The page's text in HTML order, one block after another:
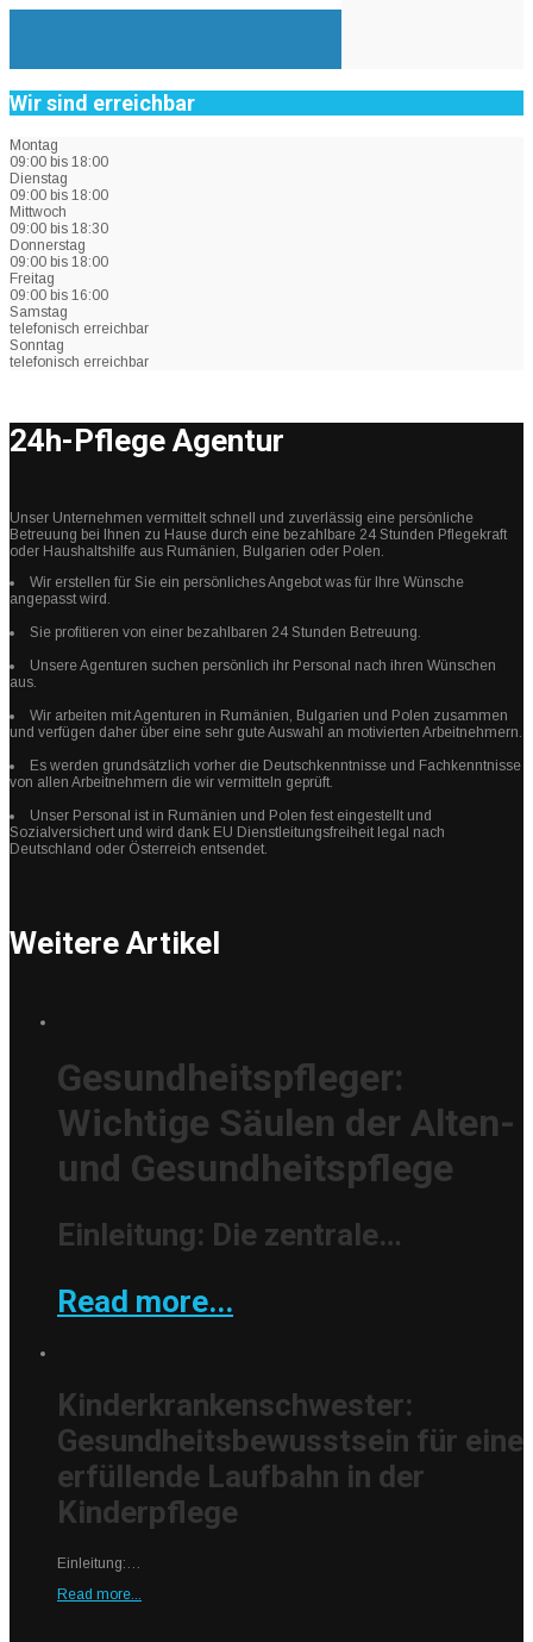
Wir sind erreichbar
Montag
09:00 bis 18:00
Dienstag
09:00 bis 18:00
Mittwoch
09:00 bis 18:30
Donnerstag
09:00 bis 18:00
Freitag
09:00 bis 16:00
Samstag
telefonisch erreichbar
Sonntag
telefonisch erreichbar
24h-Pflege Agentur
Unser Unternehmen vermittelt schnell und zuverlässig eine persönliche
Betreuung bei Ihnen zu Hause durch eine bezahlbare 24 Stunden Pflegekraft
oder Haushaltshilfe aus Rumänien, Bulgarien oder Polen.
Wir erstellen für Sie ein persönliches Angebot was für Ihre Wünsche
angepasst wird.
Sie profitieren von einer bezahlbaren 24 Stunden Betreuung.
Unsere Agenturen suchen persönlich ihr Personal nach ihren Wünschen
aus.
Wir arbeiten mit Agenturen in Rumänien, Bulgarien und Polen zusammen
und verfügen daher über eine sehr gute Auswahl an motivierten Arbeitnehmern.
Es werden grundsätzlich vorher die Deutschkenntnisse und Fachkenntnisse
von allen Arbeitnehmern die wir vermitteln geprüft.
Unser Personal ist in Rumänien und Polen fest eingestellt und
Sozialversichert und wird dank EU Dienstleitungsfreiheit legal nach
Deutschland oder Österreich entsendet.
Weitere Artikel
Gesundheitspfleger:
Wichtige Säulen der Alten-
und Gesundheitspflege
Einleitung: Die zentrale…
Read more...
Kinderkrankenschwester:
Gesundheitsbewusstsein für eine
erfüllende Laufbahn in der
Kinderpflege
Einleitung:…
Read more...